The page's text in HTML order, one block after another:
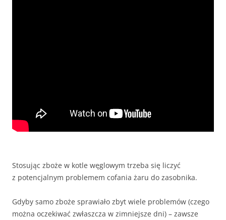
Stosując zboże w kotle węglowym trzeba się liczyć
z potencjalnym problemem cofania żaru do zasobnika.
Gdyby samo zboże sprawiało zbyt wiele problemów (czego
można oczekiwać zwłaszcza w zimniejsze dni) – zawsze